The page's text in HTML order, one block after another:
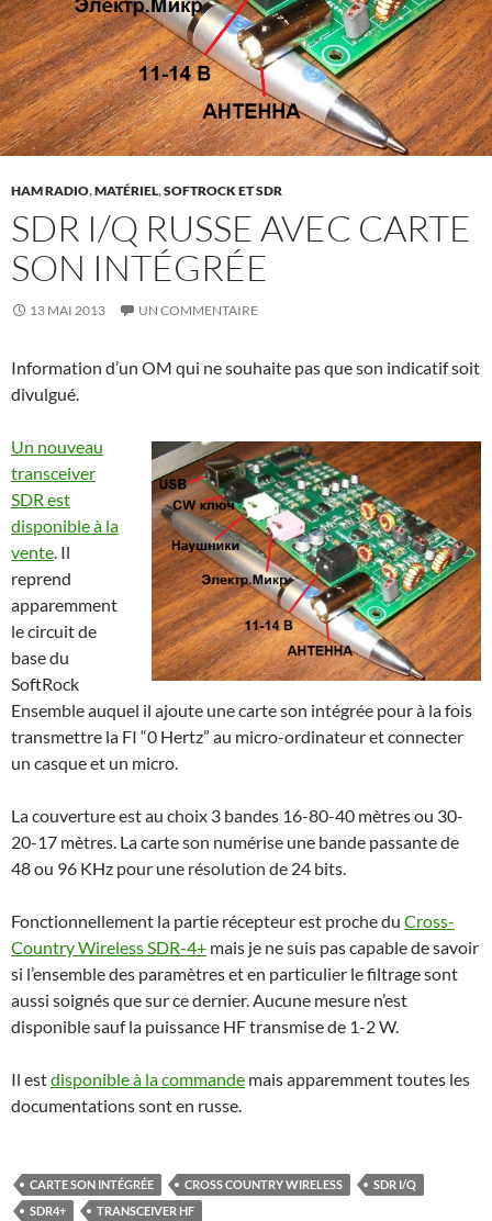
HAM RADIO,MATÉRIEL,SOFTROCK ET SDR
SDR I/Q RUSSE AVEC CARTE
SON INTÉGRÉE
13 MAI 2013 UN COMMENTAIRE
Information d’un OM qui ne souhaite pas que son indicatif soit
divulgué.
Un nouveau
transceiver
SDR est
disponible à la
vente. Il
reprend
apparemment
le circuit de
base du
SoftRock
Ensemble auquel il ajoute une carte son intégrée pour à la fois
transmettre la FI “0 Hertz” au micro-ordinateur et connecter
un casque et un micro.
La couverture est au choix 3 bandes 16-80-40 mètres ou 30-
20-17 mètres. La carte son numérise une bande passante de
48 ou 96 KHz pour une résolution de 24 bits.
Fonctionnellement la partie récepteur est proche du Cross-
Country Wireless SDR-4+ mais je ne suis pas capable de savoir
si l’ensemble des paramètres et en particulier le filtrage sont
aussi soignés que sur ce dernier. Aucune mesure n’est
disponible sauf la puissance HF transmise de 1-2 W.
Il estdisponible à la commande mais apparemment toutes les
documentations sont en russe.
CARTE SON INTÉGRÉE CROSS COUNTRY WIRELESS
SDR I/Q
SDR4+
TRANSCEIVER HF